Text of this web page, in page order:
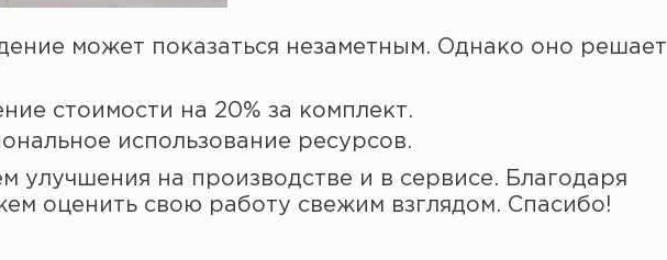
может показаться незаметным. Однако оно решает
стоимости на 20% за комплект.
использование ресурсов.
улучшения на производстве и в сервисе. Благодаря
оценить свою работу свежим взглядом. Спасибо!